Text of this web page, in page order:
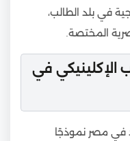
في بلد الطالب،
المختصة.
الإكلينيكي في
في مصر نموذجًا